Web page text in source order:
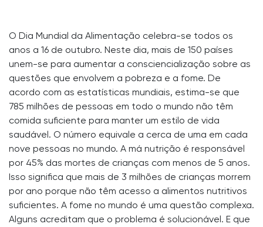
O Dia Mundial da Alimentação celebra-se todos os
anos a 16 de outubro. Neste dia, mais de 150 países
unem-se para aumentar a consciencialização sobre as
questões que envolvem a pobreza e a fome. De
acordo com as estatísticas mundiais, estima-se que
785 milhões de pessoas em todo o mundo não têm
comida suficiente para manter um estilo de vida
saudável. O número equivale a cerca de uma em cada
nove pessoas no mundo. A má nutrição é responsável
por 45% das mortes de crianças com menos de 5 anos.
Isso significa que mais de 3 milhões de crianças morrem
por ano porque não têm acesso a alimentos nutritivos
suficientes. A fome no mundo é uma questão complexa.
Alguns acreditam que o problema é solucionável. E que